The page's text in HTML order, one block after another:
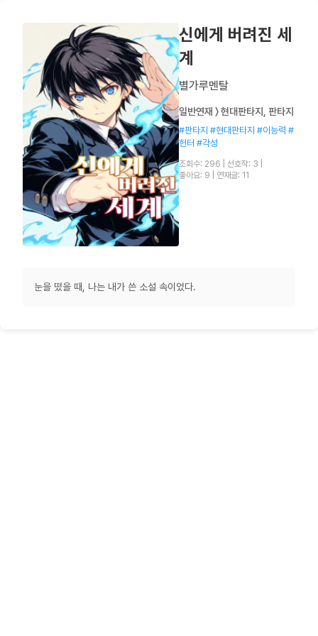
신에게 버려진 세
계
별가루멘탈
일반연재 〉 현대판타지, 판타지
#판타지 #현대판타지 #이능력 #
헌터 #각성
조회수: 296 선호작: 3
좋아요: 9
연재글: 11
눈을 떴을 때, 나는 내가 쓴 소설 속이었다.